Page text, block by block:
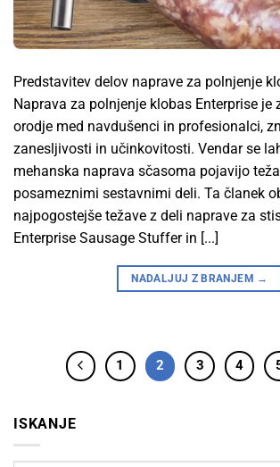
Predstavitev delov naprave za polnjenje
Naprava za polnjenje klobas Enterprise je
orodje med navdušenci in profesionalci,
zanesljivosti in učinkovitosti. Vendar se
mehanska naprava sčasoma pojavijo
posameznimi sestavnimi deli. Ta članek
najpogostejše težave z deli naprave za
Enterprise Sausage Stuffer in [...]
NADALJUJ Z BRANJEM →
1 2 3 4
ISKANJE